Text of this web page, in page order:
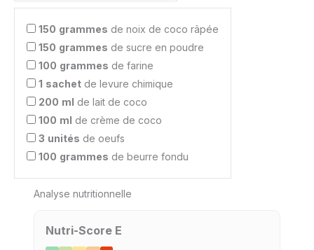
150 grammes de noix de coco râpée
150 grammes de sucre en poudre
100 grammes de farine
1 sachet de levure chimique
200 ml de lait de coco
100 ml de crème de coco
3 unités de oeufs
100 grammes de beurre fondu
Analyse nutritionnelle
Nutri-Score E